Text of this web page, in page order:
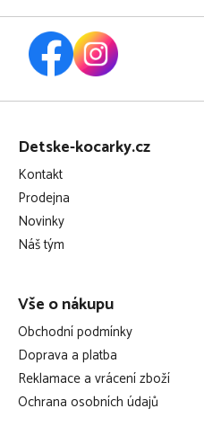
ani sušit v bubnové sušičce
Z
Detske-kocarky.cz
Kontakt
Prodejna
Novinky
Náš tým
Vše o nákupu
Obchodní podmínky
Doprava a platba
Reklamace a vrácení zboží
Ochrana osobních údajů